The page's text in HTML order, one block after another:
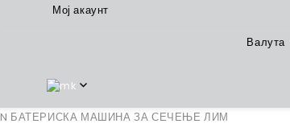
Мој акаунт
Валута
БАТЕРИСКА МАШИНА ЗА СЕЧЕЊЕ ЛИМ